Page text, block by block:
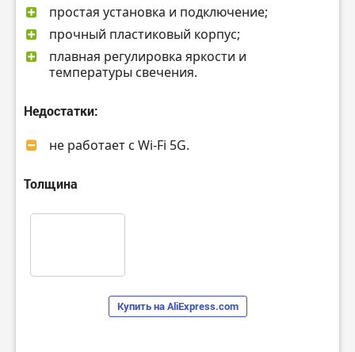
простая установка и подключение;
прочный пластиковый корпус;
плавная регулировка яркости и
температуры свечения.
Недостатки:
не работает с Wi-Fi 5G.
Толщина
Купить на AliExpress.com